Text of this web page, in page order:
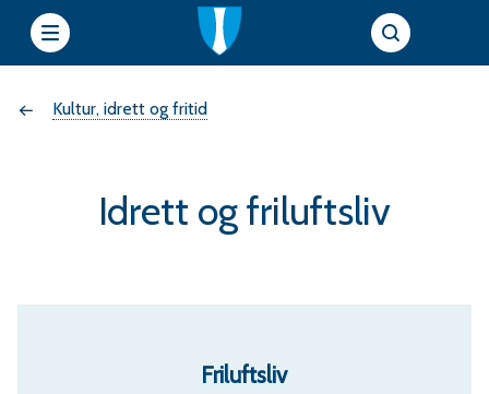
e
Du
Kultur, idrett og fritid
Idrett og friluftsliv
Friluftsliv